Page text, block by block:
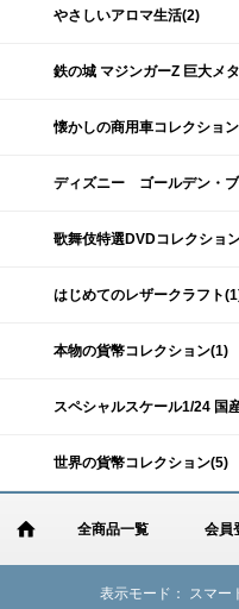
やさしいアロマ生活(2)
鉄の城 マジンガーZ 巨大メ
懐かしの商用車コレクショ
ディズニー ゴールデン・
歌舞伎特選DVDコレクショ
はじめてのレザークラフト
本物の貨幣コレクション(1)
スペシャルスケール1/24 国
世界の貨幣コレクション(5)
全商品一覧 会員
表示モード： スマー